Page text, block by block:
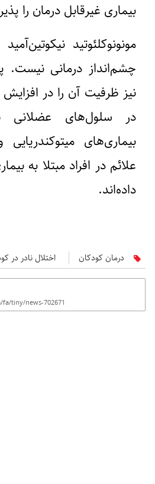
بیماری غیرقابل درمان را
مونونوکلئوتید
چشم‌انداز درمانی
نیز ظرفیت آن را در
در سلول‌های عضلانی
بیماری‌های
علائم در افراد مبتلا به
داده‌اند.
درمان کودکان اختلال نادر در